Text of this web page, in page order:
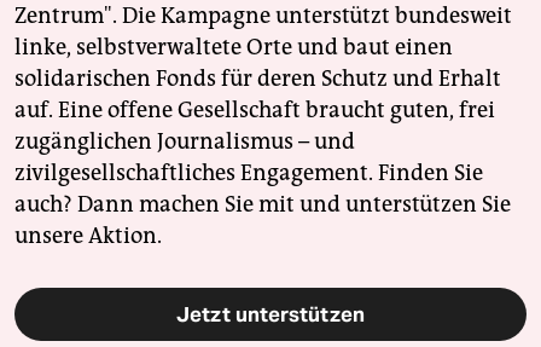
Zentrum". Die Kampagne unterstützt bundesweit
linke, selbstverwaltete Orte und baut einen
solidarischen Fonds für deren Schutz und Erhalt
auf. Eine offene Gesellschaft braucht guten, frei
zugänglichen Journalismus – und
zivilgesellschaftliches Engagement. Finden Sie
auch? Dann machen Sie mit und unterstützen Sie
unsere Aktion.
Jetzt unterstützen